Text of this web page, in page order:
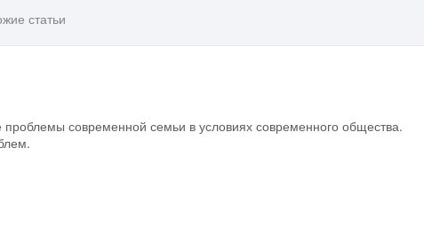
статьи
проблемы современной семьи в условиях современного общества.